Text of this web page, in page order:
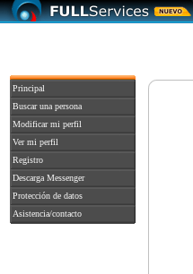
Principal
Buscar una persona
Modificar mi perfil
Ver mi perfil
Registro
Descarga Messenger
Protección de datos
Asistencia/contacto